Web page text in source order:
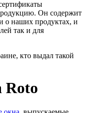
Он содержит
о наших продуктах, и
так и для
кто выдал такой
Roto